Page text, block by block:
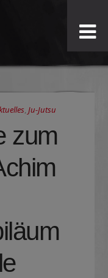
, Ju-Jutsu
zum